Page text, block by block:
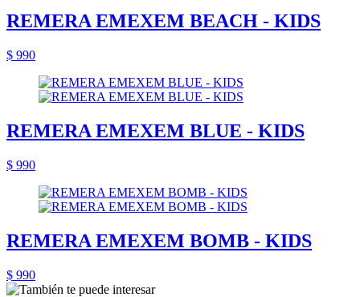
REMERA EMEXEM BEACH - KIDS
$ 990
REMERA EMEXEM BLUE - KIDS
$ 990
REMERA EMEXEM BOMB - KIDS
$ 990